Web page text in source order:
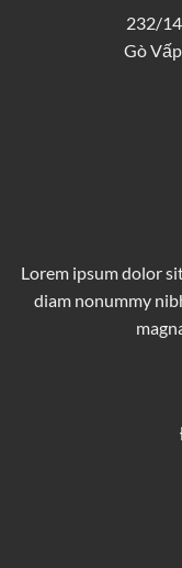
232/
Gò
Lorem ipsum dolor
diam nonummy